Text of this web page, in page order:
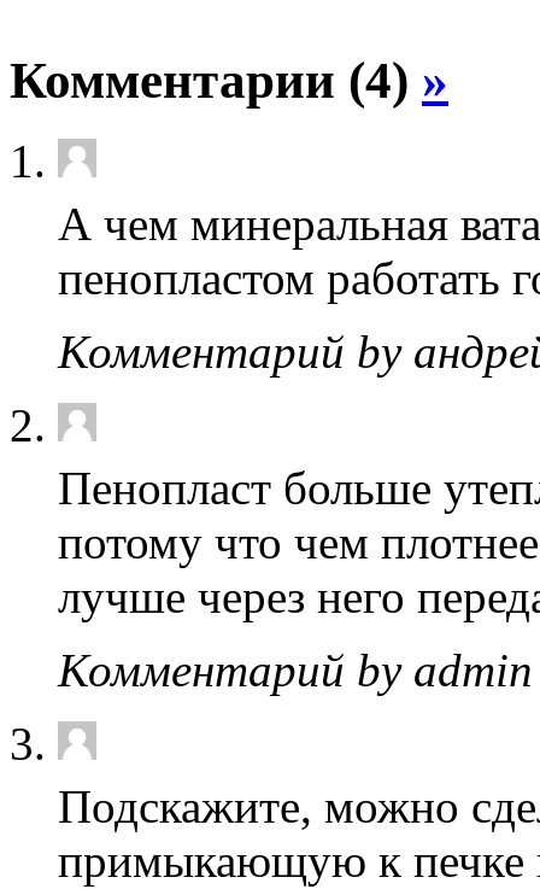
Комментарии (4) »
А чем минеральная
пенопластом работать
Комментарий by
Пенопласт больше
потому что чем
лучше через него
Комментарий by
Подскажите, можно
примыкающую к печке